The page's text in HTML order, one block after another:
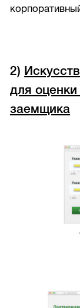
2)
для
заемщика